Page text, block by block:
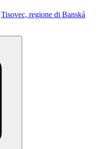
Tisovec, regione di Banská